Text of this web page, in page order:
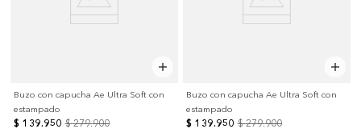
Buzo con capucha Ae Ultra Soft con
estampado
$ 139.950 $ 279.900
Buzo con capucha Ae Ultra Soft con
estampado
$ 139.950 $ 279.900